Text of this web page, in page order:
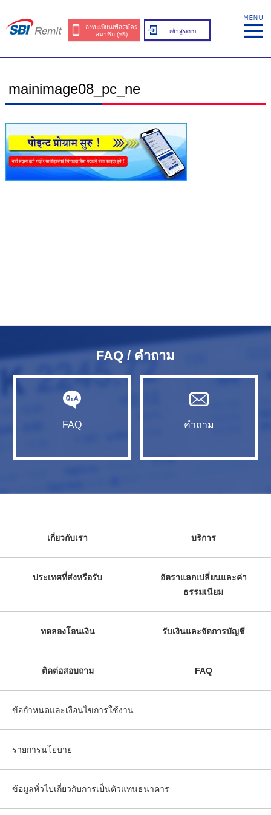
ลงทะเบียนเพื่อสมัคร
สมาชิก (ฟรี)
เข้าสู่ระบบ
mainimage08_pc_ne
FAQ / คำถาม
FAQ คำถาม
เกี่ยวกับเรา บริการ
ประเทศที่ส่งหรือรับ
อัตราแลกเปลี่ยนและค่า
ธรรมเนียม
ทดลองโอนเงิน รับเงินและจัดการบัญชี
ติดต่อสอบถาม FAQ
ข้อกำหนดและเงื่อนไขการใช้งาน
รายการนโยบาย
ข้อมูลทั่วไปเกี่ยวกับการเป็นตัวแทนธนาคาร